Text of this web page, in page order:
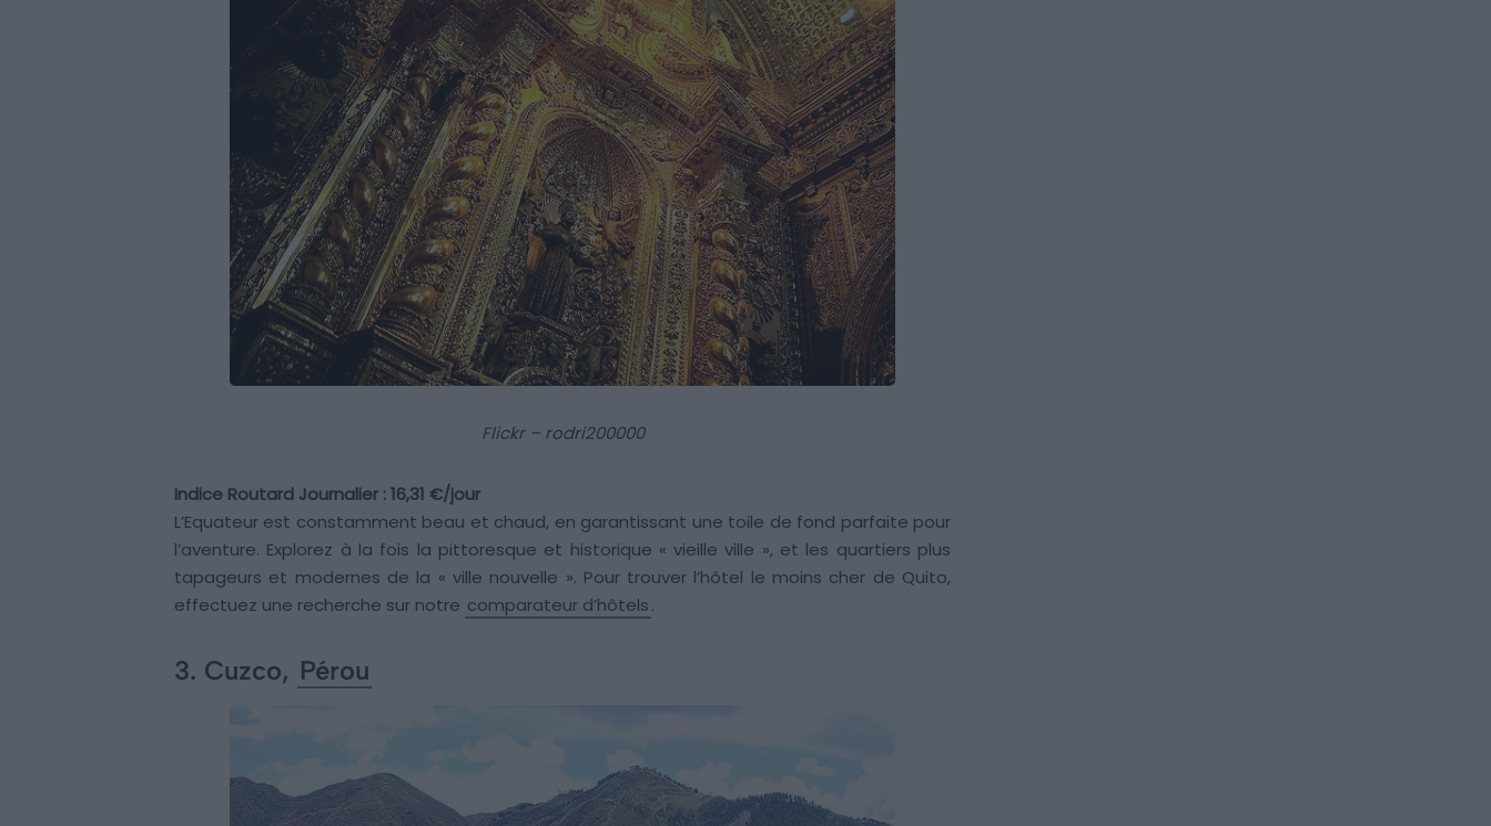
Flickr – rodri200000
Indice Routard Journalier : 16,31 €/jour
L’Equateur est constamment beau et chaud, en garantissant une toile de fond parfaite pour
l’aventure. Explorez à la fois la pittoresque et historique « vieille ville », et les quartiers plus
tapageurs et modernes de la « ville nouvelle ». Pour trouver l’hôtel le moins cher de Quito,
effectuez une recherche sur notre comparateur d’hôtels.
3. Cuzco, Pérou